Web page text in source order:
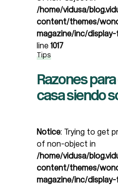
/home/vidusa/
content/themes/
magazine/inc/
line 1017
Tips
Razones
casa siendo
Notice: Trying to get
of non-object in
/home/vidusa/
content/themes/
magazine/inc/